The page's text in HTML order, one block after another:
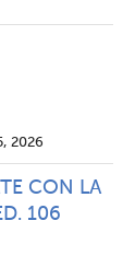
, 2026
CON LA
106